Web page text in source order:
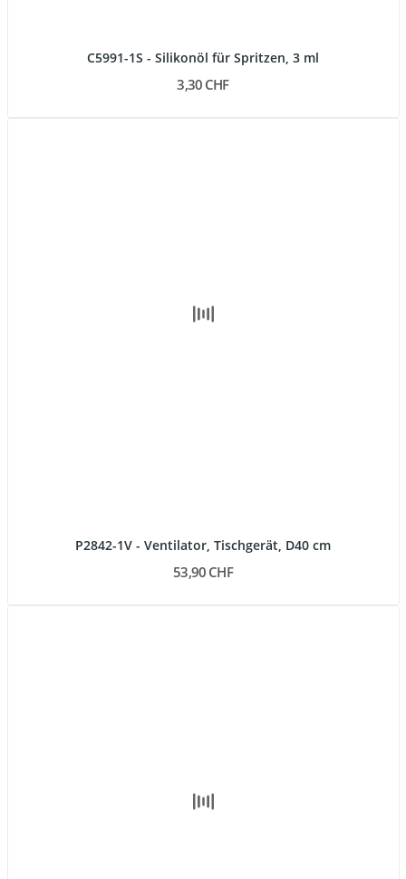
C5991-1S - Silikonöl für Spritzen, 3 ml
3,30 CHF
P2842-1V - Ventilator, Tischgerät, D40 cm
53,90 CHF